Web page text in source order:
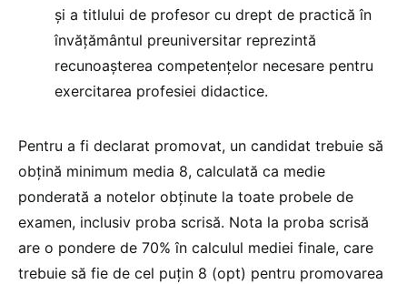
și a titlului de profesor cu drept de practică în
învățământul preuniversitar reprezintă
recunoașterea competențelor necesare pentru
exercitarea profesiei didactice.
Pentru a fi declarat promovat, un candidat trebuie să
obțină minimum media 8, calculată ca medie
ponderată a notelor obținute la toate probele de
examen, inclusiv proba scrisă. Nota la proba scrisă
are o pondere de 70% în calculul mediei finale, care
trebuie să fie de cel puțin 8 (opt) pentru promovarea